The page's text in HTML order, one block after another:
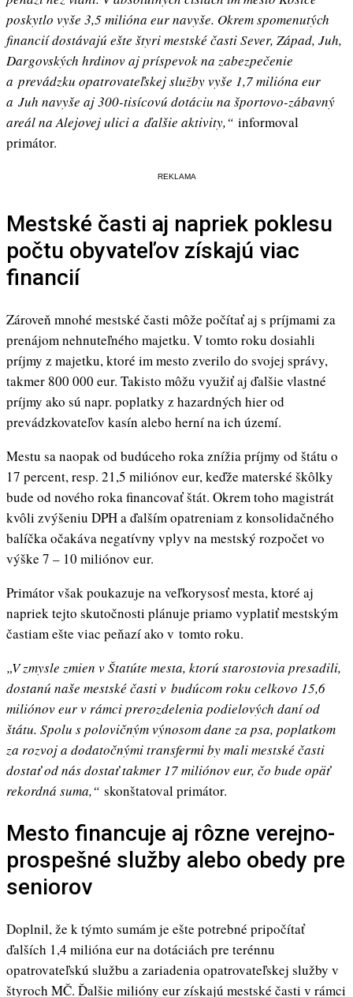
poskytlo vyše 3,5 milióna eur navyše. Okrem spomenutých
financií dostávajú ešte štyri mestské časti Sever, Západ, Juh,
Dargovských hrdinov aj príspevok na zabezpečenie
a prevádzku opatrovateľskej služby vyše 1,7 milióna eur
a Juh navyše aj 300-tisícovú dotáciu na športovo-zábavný
areál na Alejovej ulici a ďalšie aktivity,“ informoval
primátor.
REKLAMA
Mestské časti aj napriek poklesu
počtu obyvateľov získajú viac
financií
Zároveň mnohé mestské časti môže počítať aj s príjmami za
prenájom nehnuteľného majetku. V tomto roku dosiahli
príjmy z majetku, ktoré im mesto zverilo do svojej správy,
takmer 800 000 eur. Takisto môžu využiť aj ďalšie vlastné
príjmy ako sú napr. poplatky z hazardných hier od
prevádzkovateľov kasín alebo herní na ich území.
Mestu sa naopak od budúceho roka znížia príjmy od štátu o
17 percent, resp. 21,5 miliónov eur, keďže materské škôlky
bude od nového roka financovať štát. Okrem toho magistrát
kvôli zvýšeniu DPH a ďalším opatreniam z konsolidačného
balíčka očakáva negatívny vplyv na mestský rozpočet vo
výške 7 – 10 miliónov eur.
Primátor však poukazuje na veľkorysosť mesta, ktoré aj
napriek tejto skutočnosti plánuje priamo vyplatiť mestským
častiam ešte viac peňazí ako v tomto roku.
„V zmysle zmien v Štatúte mesta, ktorú starostovia presadili,
dostanú naše mestské časti v budúcom roku celkovo 15,6
miliónov eur v rámci prerozdelenia podielových daní od
štátu. Spolu s polovičným výnosom dane za psa, poplatkom
za rozvoj a dodatočnými transfermi by mali mestské časti
dostať od nás dostať takmer 17 miliónov eur, čo bude opäť
rekordná suma,“ skonštatoval primátor.
Mesto financuje aj rôzne verejno-
prospešné služby alebo obedy pre
seniorov
Doplnil, že k týmto sumám je ešte potrebné pripočítať
ďalších 1,4 milióna eur na dotáciách pre terénnu
opatrovateľskú službu a zariadenia opatrovateľskej služby v
štyroch MČ. Ďalšie milióny eur získajú mestské časti v rámci